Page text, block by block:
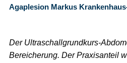
Agaplesion Markus
Der Ultraschallgrundkurs-
Bereicherung. Der Praxisanteil